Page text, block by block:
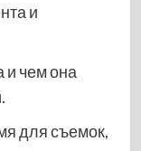
и
и чем она
для съемок,